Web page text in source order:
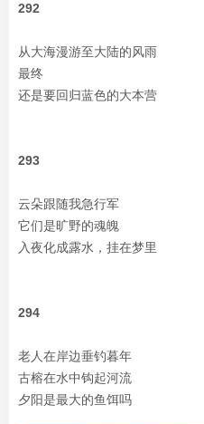
292
从大海漫游至大陆的风雨
最终
还是要回归蓝色的大本营
293
云朵跟随我急行军
它们是旷野的魂魄
入夜化成露水，挂在梦里
294
老人在岸边垂钓暮年
古榕在水中钩起河流
夕阳是最大的鱼饵吗